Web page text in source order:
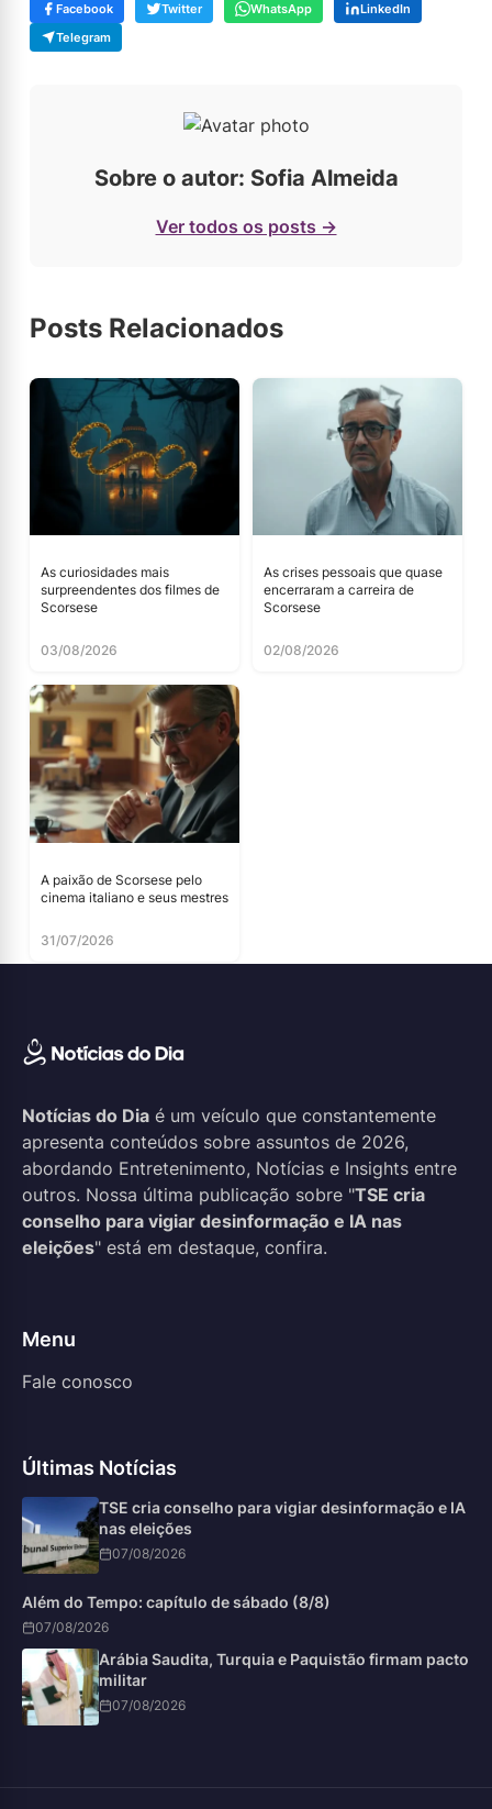
Facebook Twitter WhatsApp
LinkedIn
Telegram
Sobre o autor: Sofia Almeida
Ver todos os posts →
Posts Relacionados
As curiosidades mais
surpreendentes dos filmes de
Scorsese
03/08/2026
As crises pessoais que quase
encerraram a carreira de
Scorsese
02/08/2026
A paixão de Scorsese pelo
cinema italiano e seus mestres
31/07/2026
Notícias do Dia é um veículo que constantemente
apresenta conteúdos sobre assuntos de 2026,
abordando Entretenimento, Notícias e Insights entre
outros. Nossa última publicação sobre "TSE cria
conselho para vigiar desinformação e IA nas
eleições" está em destaque, confira.
Menu
Fale conosco
Últimas Notícias
TSE cria conselho para vigiar desinformação e IA
nas eleições
07/08/2026
Além do Tempo: capítulo de sábado (8/8)
07/08/2026
Arábia Saudita, Turquia e Paquistão firmam pacto
militar
07/08/2026